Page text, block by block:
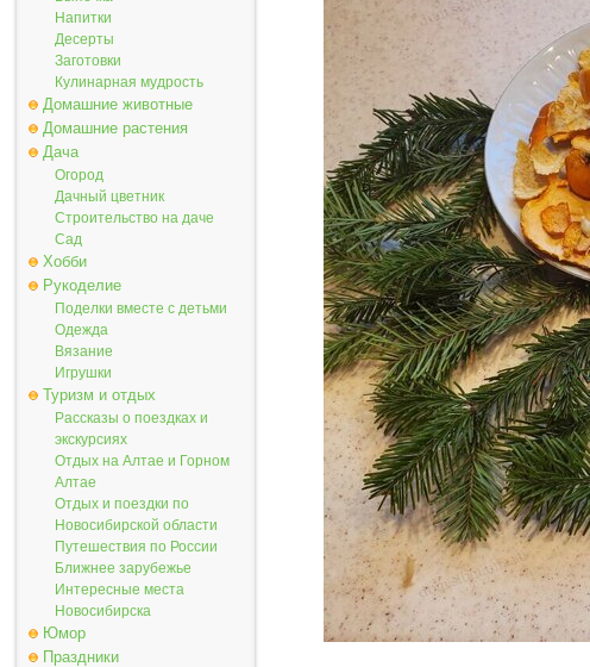
Напитки
Десерты
Заготовки
Кулинарная мудрость
Домашние животные
Домашние растения
Дача
Огород
Дачный цветник
Строительство на даче
Сад
Хобби
Рукоделие
Поделки вместе с детьми
Одежда
Вязание
Игрушки
Туризм и отдых
Рассказы о поездках и
экскурсиях
Отдых на Алтае и Горном
Алтае
Отдых и поездки по
Новосибирской области
Путешествия по России
Ближнее зарубежье
Интересные места
Новосибирска
Юмор
Праздники